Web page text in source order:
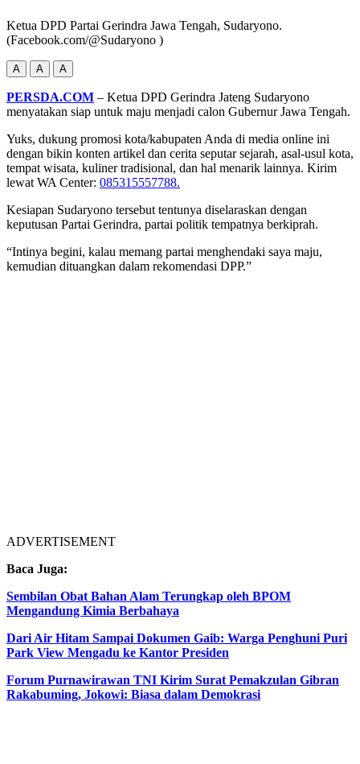
Ketua DPD Partai Gerindra Jawa Tengah, Sudaryono.
(Facebook.com/@Sudaryono )
A A A
PERSDA.COM – Ketua DPD Gerindra Jateng Sudaryono
menyatakan siap untuk maju menjadi calon Gubernur Jawa Tengah.
Yuks, dukung promosi kota/kabupaten Anda di media online ini
dengan bikin konten artikel dan cerita seputar sejarah, asal-usul kota,
tempat wisata, kuliner tradisional, dan hal menarik lainnya. Kirim
lewat WA Center: 085315557788.
Kesiapan Sudaryono tersebut tentunya diselaraskan dengan
keputusan Partai Gerindra, partai politik tempatnya berkiprah.
“Intinya begini, kalau memang partai menghendaki saya maju,
kemudian dituangkan dalam rekomendasi DPP.”
ADVERTISEMENT
Baca Juga:
Sembilan Obat Bahan Alam Terungkap oleh BPOM
Mengandung Kimia Berbahaya
Dari Air Hitam Sampai Dokumen Gaib: Warga Penghuni Puri
Park View Mengadu ke Kantor Presiden
Forum Purnawirawan TNI Kirim Surat Pemakzulan Gibran
Rakabuming, Jokowi: Biasa dalam Demokrasi